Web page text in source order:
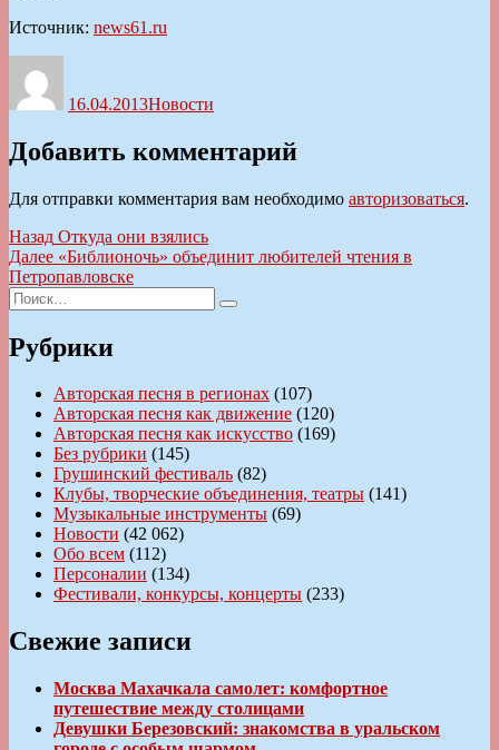
Источник: news61.ru
16.04.2013Новости
Добавить комментарий
Для отправки комментария вам необходимо авторизоваться.
Навигация
по
записям
Назад Предыдущая
запись:
Откуда они взялись
Далее Следующая
запись:
«Библионочь» объединит любителей чтения в
Петропавловске
Искать:
Поиск
Рубрики
Авторская песня в регионах (107)
Авторская песня как движение (120)
Авторская песня как искусство (169)
Без рубрики (145)
Грушинский фестиваль (82)
Клубы, творческие объединения, театры (141)
Музыкальные инструменты (69)
Новости (42 062)
Обо всем (112)
Персоналии (134)
Фестивали, конкурсы, концерты (233)
Свежие записи
Москва Махачкала самолет: комфортное
путешествие между столицами
Девушки Березовский: знакомства в уральском